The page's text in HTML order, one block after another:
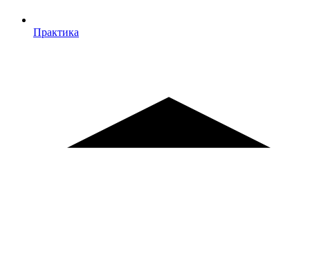
Практика
Практика